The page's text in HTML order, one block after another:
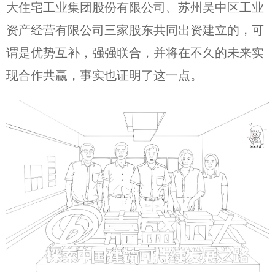
大住宅工业集团股份有限公司、苏州吴中区工业
资产经营有限公司三家股东共同出资建立的，可
谓是优势互补，强强联合，并将在不久的未来实
现合作共赢，事实也证明了这一点。